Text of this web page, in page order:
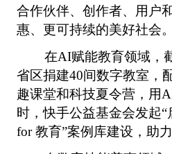
合作伙伴、创作者、用户
惠、更可持续的美好社会。
在AI赋能教育领域，截
省区捐建40间数字教室，
趣课堂和科技夏令营，用
时，快手公益基金会发起
for 教育”案例库建设，助